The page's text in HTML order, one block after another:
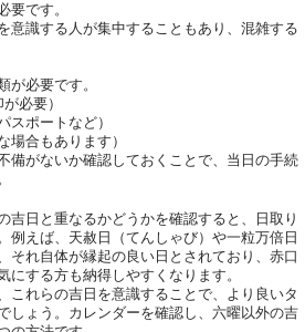
要です。
意識する人が集中することもあり、混雑する
が必要です。
必要）
スポートなど）
場合もあります）
備がないか確認しておくことで、当日の手続
吉日と重なるかどうかを確認すると、日取り
例えば、天赦日（てんしゃび）や一粒万倍日
それ自体が縁起の良い日とされており、赤口
にする方も納得しやすくなります。
これらの吉日を意識することで、より良いタ
しょう。カレンダーを確認し、六曜以外の吉